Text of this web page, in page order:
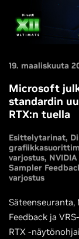
19. maaliskuuta
Microsoft
standardin
RTX:n tuella
Esittelytarinat
varjostus
Sampler
varjostus
Feedback ja
RTX -